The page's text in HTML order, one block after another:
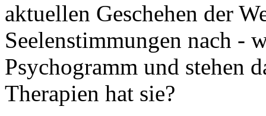
aktuellen Geschehen der
Seelenstimmungen nach -
Psychogramm und stehen
Therapien hat sie?